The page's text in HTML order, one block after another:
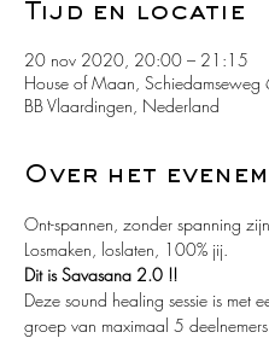
Tijd en locatie
20 nov 2020, 20:00 – 21:15
House of Maan,
BB Vlaardingen, Nederland
Over het
Ont-spannen, zonder spanning
Losmaken, loslaten, 100% jij.
Dit is Savasana 2.0 !!
Deze sound healing sessie is met
groep van maximaal 5